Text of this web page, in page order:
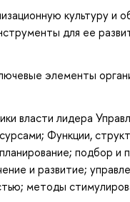
культуру и
для ее
элементы
власти лидера
Функции,
подбор и
и развитие;
методы